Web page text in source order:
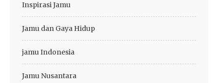
Inspirasi Jamu
Jamu dan Gaya Hidup
jamu Indonesia
Jamu Nusantara